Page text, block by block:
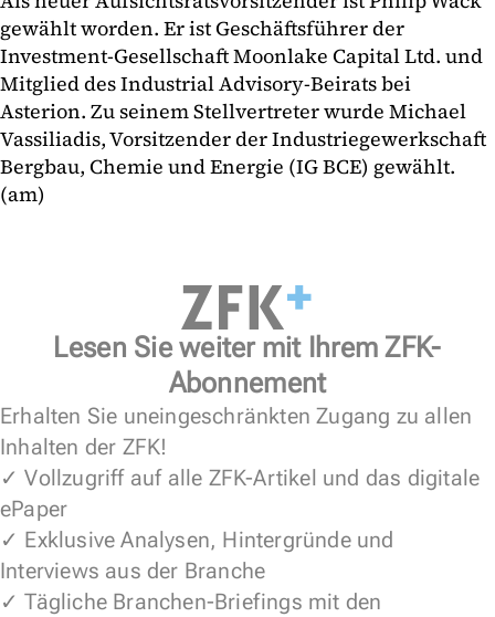
gewählt worden. Er ist Geschäftsführer der
Investment-Gesellschaft Moonlake Capital Ltd. und
Mitglied des Industrial Advisory-Beirats bei
Asterion. Zu seinem Stellvertreter wurde Michael
Vassiliadis, Vorsitzender der Industriegewerkschaft
Bergbau, Chemie und Energie (IG BCE) gewählt.
(am)
Lesen Sie weiter mit Ihrem ZFK-
Abonnement
Erhalten Sie uneingeschränkten Zugang zu allen
Inhalten der ZFK!
✓ Vollzugriff auf alle ZFK-Artikel und das digitale
ePaper
✓ Exklusive Analysen, Hintergründe und
Interviews aus der Branche
✓ Tägliche Branchen-Briefings mit den